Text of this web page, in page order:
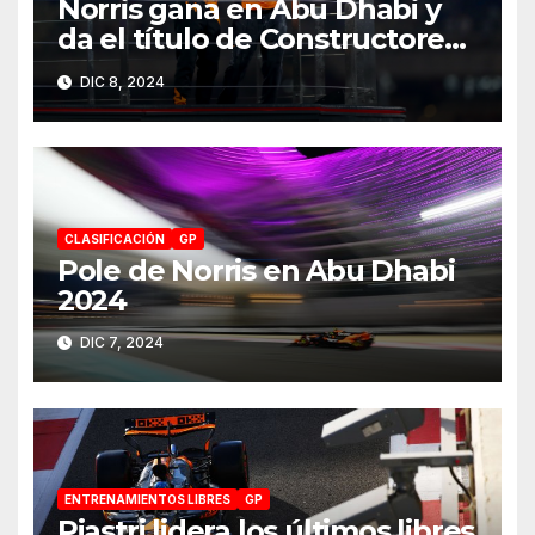
Norris gana en Abu Dhabi y
da el título de Constructores
2024 a McLaren
DIC 8, 2024
CLASIFICACIÓN GP
Pole de Norris en Abu Dhabi
2024
DIC 7, 2024
ENTRENAMIENTOS LIBRES GP